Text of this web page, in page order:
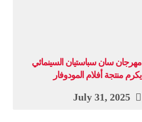
مهرجان سان سباستيان السينمائي
يكرم منتجة أفلام المودوفار